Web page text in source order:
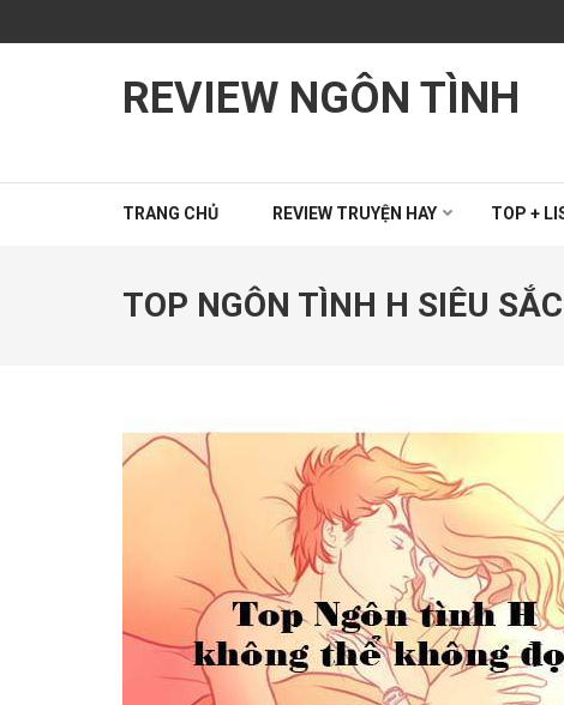
qua
(ấn
REVIEW NGÔN TÌNH
TRANG CHỦ REVIEW TRUYỆN HAY TOP +
TOP NGÔN TÌNH H SIÊU